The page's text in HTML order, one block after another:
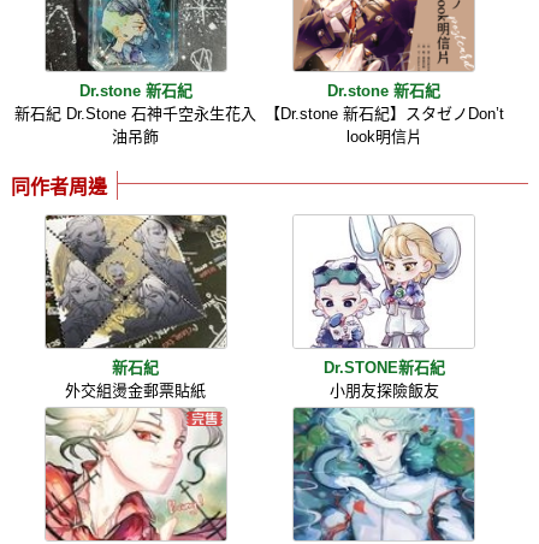
Dr.stone 新石紀
新石紀 Dr.Stone 石神千空永生花入
油吊飾
Dr.stone 新石紀
【Dr.stone 新石紀】スタゼノDon’t
look明信片
同作者周邊
新石紀
外交組燙金郵票貼紙
Dr.STONE新石紀
小朋友探險飯友